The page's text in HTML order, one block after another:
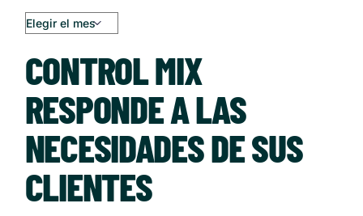
CONTROL MIX
RESPONDE A LAS
NECESIDADES DE SUS
CLIENTES